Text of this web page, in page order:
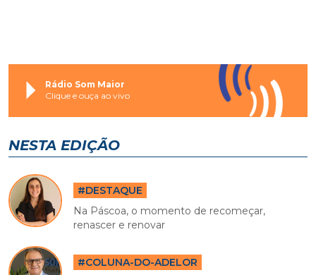
Rádio Som Maior
Clique e ouça ao vivo
NESTA EDIÇÃO
#DESTAQUE
Na Páscoa, o momento de recomeçar,
renascer e renovar
#COLUNA-DO-ADELOR